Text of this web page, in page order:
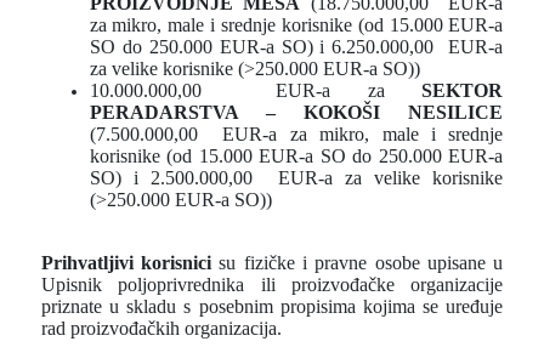
za mikro, male i srednje korisnike (od 15.000 EUR-a
SO do 250.000 EUR-a SO) i 6.250.000,00 EUR-a
za velike korisnike (>250.000 EUR-a SO))
10.000.000,00 EUR-a zaSEKTOR
PERADARSTVA – KOKOŠI NESILICE
(7.500.000,00 EUR-a za mikro, male i srednje
korisnike (od 15.000 EUR-a SO do 250.000 EUR-a
SO) i 2.500.000,00 EUR-a za velike korisnike
(>250.000 EUR-a SO))
Prihvatljivi korisnicisu fizičke i pravne osobe upisane u
Upisnik poljoprivrednika ili proizvođačke organizacije
priznate u skladu s posebnim propisima kojima se uređuje
rad proizvođačkih organizacija.